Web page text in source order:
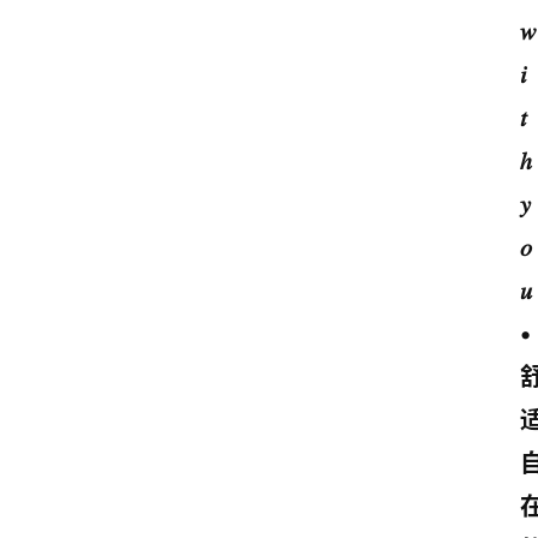
𝑤
𝑖
𝑡
ℎ
𝑦
𝑜
𝑢
•